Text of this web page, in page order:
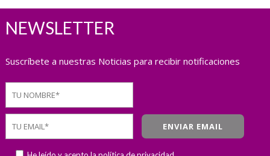
NEWSLETTER
Suscríbete a nuestras Noticias para recibir notificaciones